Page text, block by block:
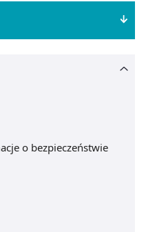
o bezpieczeństwie